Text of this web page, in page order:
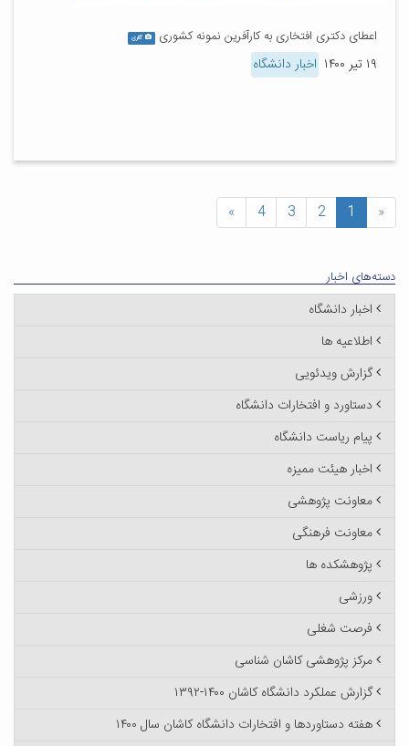
اعطای دکتری افتخاری به کارآفرین نمونه کشوری گالری
۱۹ تیر ۱۴۰۰ اخبار دانشگاه
«
1
2
3
4
»
دسته‌های اخبار
اخبار دانشگاه
اطلاعیه ها
گزارش ویدئویی
دستاورد و افتخارات دانشگاه
پیام ریاست دانشگاه
اخبار هیئت ممیزه
معاونت پژوهشی
معاونت فرهنگی
پژوهشکده ها
ورزشی
فرصت شغلی
مرکز پژوهشی کاشان شناسی
گزارش عملکرد دانشگاه کاشان ۱۴۰۰-۱۳۹۲
هفته دستاوردها و افتخارات دانشگاه کاشان سال ۱۴۰۰